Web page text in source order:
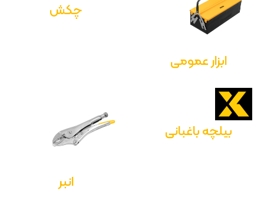
ابزار عمومی
چکش
بیلچه باغبانی
انبر